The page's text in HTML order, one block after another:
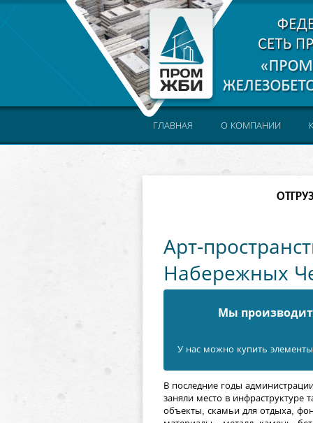
ГЛАВНАЯ О КОМПАНИИ
Арт-
Набережных
Мы
У нас можно купить элементы
В последние годы
заняли место в инфраструктуре
объекты, скамьи для отдыха,